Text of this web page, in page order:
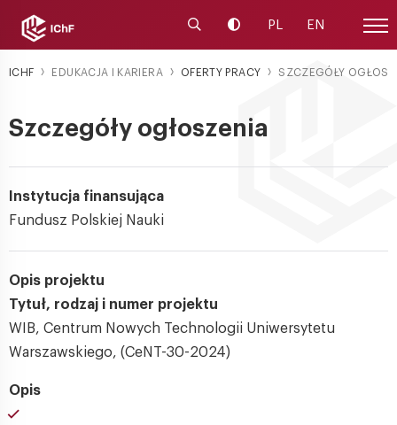
Uruchom wyszukiwarkę
Zmień kontrast
PL EN
ICHF EDUKACJA I KARIERA OFERTY PRACY SZCZEGÓŁY
Szczegóły ogłoszenia
Instytucja finansująca
Fundusz Polskiej Nauki
Opis projektu
Tytuł, rodzaj i numer projektu
WIB, Centrum Nowych Technologii Uniwersytetu
Warszawskiego, (CeNT-30-2024)
Opis